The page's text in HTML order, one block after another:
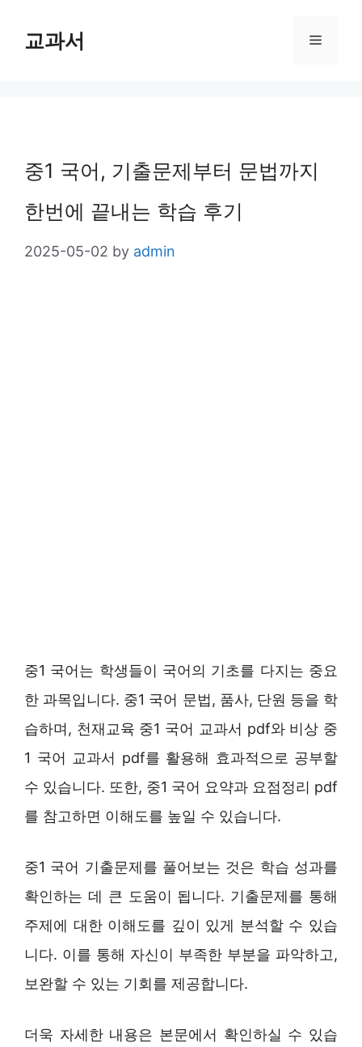
교과서 Menu
중1 국어, 기출문제부터 문법까지
한번에 끝내는 학습 후기
2025-05-02 by admin
중1 국어는 학생들이 국어의 기초를 다지는 중요
한 과목입니다. 중1 국어 문법, 품사, 단원 등을 학
습하며, 천재교육 중1 국어 교과서 pdf와 비상 중
1 국어 교과서 pdf를 활용해 효과적으로 공부할
수 있습니다. 또한, 중1 국어 요약과 요점정리 pdf
를 참고하면 이해도를 높일 수 있습니다.
중1 국어 기출문제를 풀어보는 것은 학습 성과를
확인하는 데 큰 도움이 됩니다. 기출문제를 통해
주제에 대한 이해도를 깊이 있게 분석할 수 있습
니다. 이를 통해 자신이 부족한 부분을 파악하고,
보완할 수 있는 기회를 제공합니다.
더욱 자세한 내용은 본문에서 확인하실 수 있습